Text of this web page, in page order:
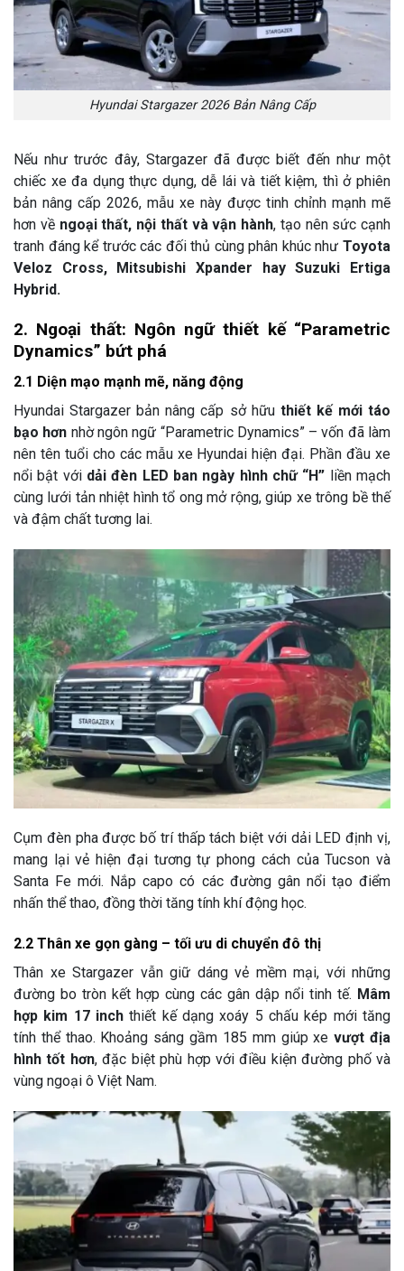
Hyundai Stargazer 2026 Bản Nâng Cấp
Nếu như trước đây, Stargazer đã được biết đến như một
chiếc xe đa dụng thực dụng, dễ lái và tiết kiệm, thì ở phiên
bản nâng cấp 2026, mẫu xe này được tinh chỉnh mạnh mẽ
hơn về ngoại thất, nội thất và vận hành, tạo nên sức cạnh
tranh đáng kể trước các đối thủ cùng phân khúc như Toyota
Veloz Cross, Mitsubishi Xpander hay Suzuki Ertiga
Hybrid.
2. Ngoại thất: Ngôn ngữ thiết kế “Parametric
Dynamics” bứt phá
2.1 Diện mạo mạnh mẽ, năng động
Hyundai Stargazer bản nâng cấp sở hữu thiết kế mới táo
bạo hơn nhờ ngôn ngữ “Parametric Dynamics” – vốn đã làm
nên tên tuổi cho các mẫu xe Hyundai hiện đại. Phần đầu xe
nổi bật với dải đèn LED ban ngày hình chữ “H” liền mạch
cùng lưới tản nhiệt hình tổ ong mở rộng, giúp xe trông bề thế
và đậm chất tương lai.
Cụm đèn pha được bố trí thấp tách biệt với dải LED định vị,
mang lại vẻ hiện đại tương tự phong cách của Tucson và
Santa Fe mới. Nắp capo có các đường gân nổi tạo điểm
nhấn thể thao, đồng thời tăng tính khí động học.
2.2 Thân xe gọn gàng – tối ưu di chuyển đô thị
Thân xe Stargazer vẫn giữ dáng vẻ mềm mại, với những
đường bo tròn kết hợp cùng các gân dập nổi tinh tế. Mâm
hợp kim 17 inch thiết kế dạng xoáy 5 chấu kép mới tăng
tính thể thao. Khoảng sáng gầm 185 mm giúp xevượt địa
hình tốt hơn, đặc biệt phù hợp với điều kiện đường phố và
vùng ngoại ô Việt Nam.